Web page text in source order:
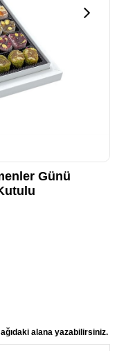
Günü
alana yazabilirsiniz.